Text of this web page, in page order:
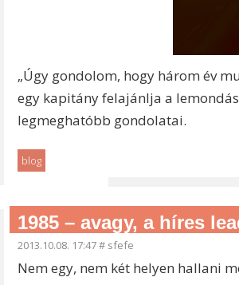
„Úgy gondolom, hogy három év
egy kapitány felajánlja a
legmeghatóbb gondolatai.
blog
1985 – avagy, a híres
2013.10.08. 17:47# sfefe
Nem egy, nem két helyen hallani